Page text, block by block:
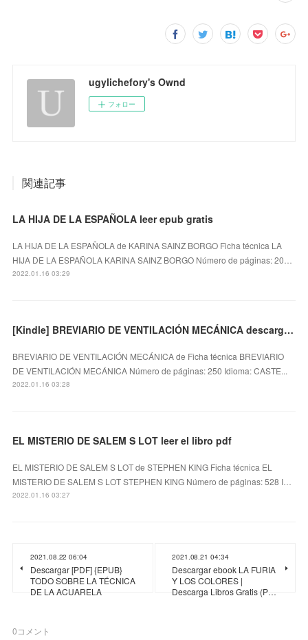
ugylichefory's Ownd
フォロー
関連記事
LA HIJA DE LA ESPAÑOLA leer epub gratis
LA HIJA DE LA ESPAÑOLA de KARINA SAINZ BORGO Ficha técnica LA
HIJA DE LA ESPAÑOLA KARINA SAINZ BORGO Número de páginas: 20…
2022.01.16 03:29
[Kindle] BREVIARIO DE VENTILACIÓN MECÁNICA descargar gratis
BREVIARIO DE VENTILACIÓN MECÁNICA de Ficha técnica BREVIARIO
DE VENTILACIÓN MECÁNICA Número de páginas: 250 Idioma: CASTE...
2022.01.16 03:28
EL MISTERIO DE SALEM S LOT leer el libro pdf
EL MISTERIO DE SALEM S LOT de STEPHEN KING Ficha técnica EL
MISTERIO DE SALEM S LOT STEPHEN KING Número de páginas: 528 I…
2022.01.16 03:27
2021.08.22 06:04
Descargar [PDF] {EPUB}
TODO SOBRE LA TÉCNICA
DE LA ACUARELA
2021.08.21 04:34
Descargar ebook LA FURIA
Y LOS COLORES |
Descarga Libros Gratis (P…
0コメント